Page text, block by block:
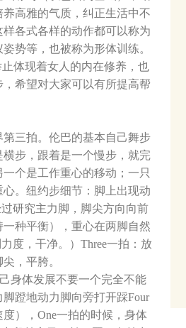
高雅的气质，纠正生活中不
各式各样的动作都可以称为
势等，也被称为形体训练。
体现着女人的内在修养，也
希望对大家可以有所提高帮
三拍。伦巴的基本自己舞步
步，跟着是一个慢步，就完
个是工作重心的移动；一只
。纽约步细节：脚上出现动
研究主力脚，脚尖方向向前
种平衡），重心在两脚自然
度，干净。）Three一拍：放
，平胯。
身体发展不要一个完全不能
蹬地动力脚向旁打开踩Four
），One一拍的时候，身体